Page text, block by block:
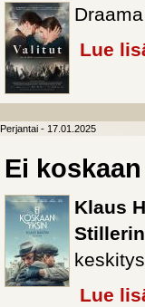
Lue
Perjantai - 17.01.2025
Ei
Klaus
Stillerin
Lue